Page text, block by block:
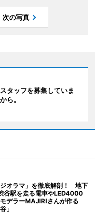
次の写真
タッフを募集していま
ら。
オラマ」を徹底解剖！ 地下
谷駅を走る電車やLED4000
デラーMAJIRIさんが作る
」